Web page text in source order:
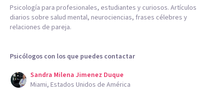
Psicología para profesionales, estudiantes y curiosos. Artículos
diarios sobre salud mental, neurociencias, frases célebres y
relaciones de pareja.
Psicólogos con los que puedes contactar
Sandra Milena Jimenez Duque
Miami, Estados Unidos de América